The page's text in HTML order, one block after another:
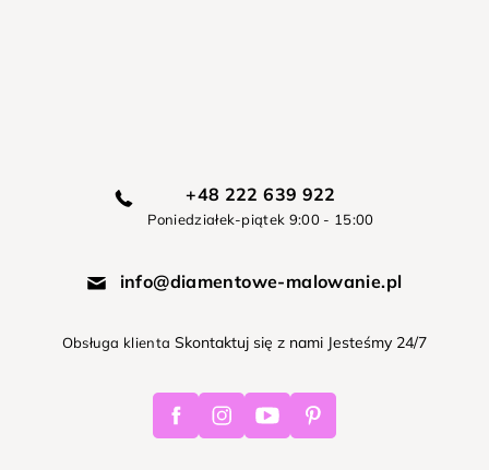
+48 222 639 922
Poniedziałek-piątek 9:00 - 15:00
info@diamentowe-malowanie.pl
Obsługa klienta Skontaktuj się z nami Jesteśmy 24/7
FacebookInstagramYoutube Pinterest